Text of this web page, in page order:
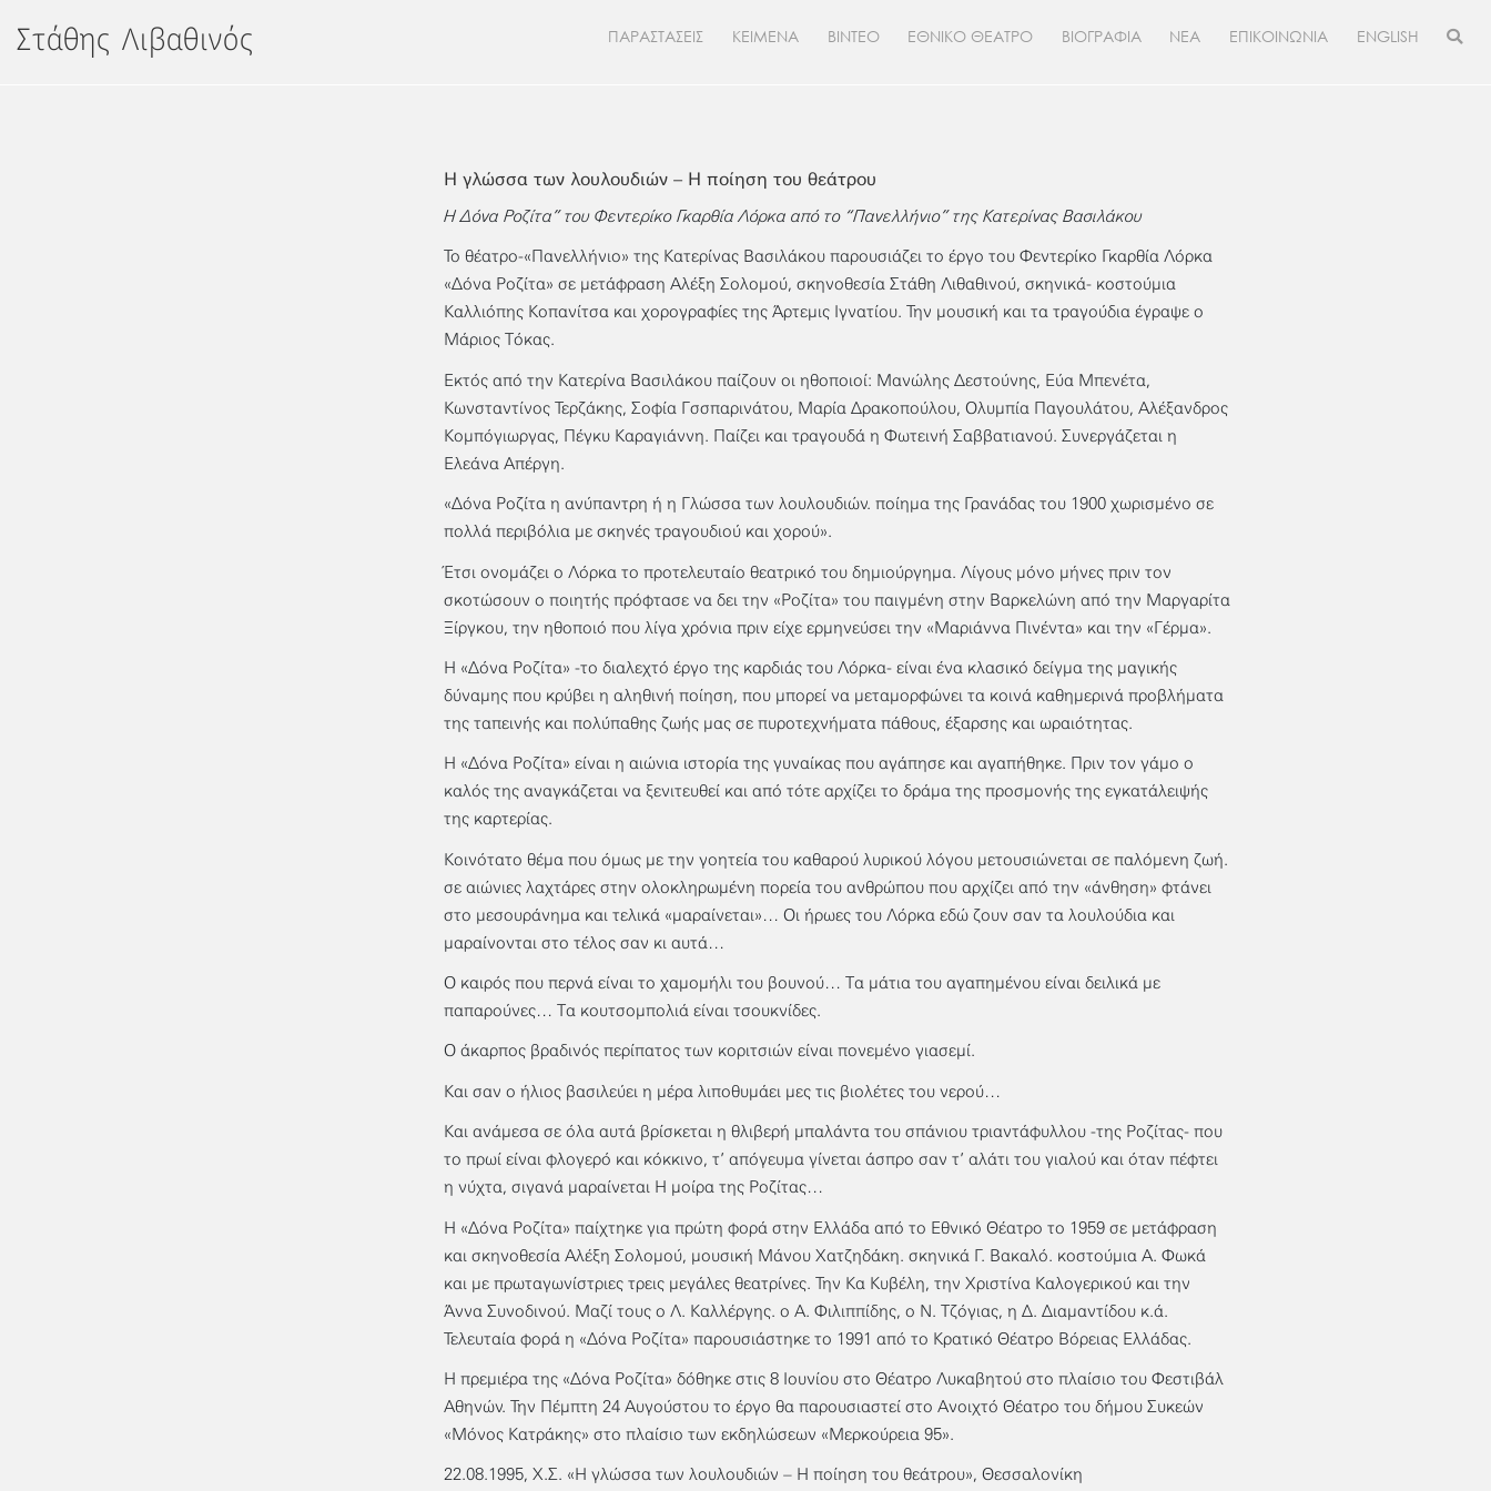
στοΣτάθης Λιβαθινός ΠΑΡΑΣΤΑΣΕΙΣ ΚΕΙΜΕΝΑ ΒΙΝΤΕΟ ΕΘΝΙΚΟ ΘΕΑΤΡΟ ΒΙΟΓΡΑΦΙΑ ΝΕΑ ΕΠΙΚΟΙΝΩΝΙΑ ENGLISH
Η γλώσσα των λουλουδιών – Η ποίηση του θεάτρου
Η Δόνα Ροζίτα” τουΦεντερίκο ΓκαρθίαΛόρκα από το “Πανελλήνιο” τηςΚατερίνας Βασιλάκου
Το θέατρο-«Πανελλήνιο» της Κατερίνας Βασιλάκου παρουσιάζει το έργο του Φεντερίκο Γκαρθία Λόρκα
«Δόνα Ροζίτα» σε μετάφραση Αλέξη Σολομού, σκηνοθεσία Στάθη Λιθαθινού, σκηνικά- κοστούμια
Καλλιόπης Κοπανίτσα και χορογραφίες της Άρτεμις Ιγνατίου. Την μουσική και τα τραγούδια έγραψε ο
Μάριος Τόκας.
Εκτός από την Κατερίνα Βασιλάκου παίζουν οι ηθοποιοί: Μανώλης Δεστούνης, Εύα Μπενέτα,
Κωνσταντίνος Τερζάκης, Σοφία Γσσπαρινάτου, Μαρία Δρακοπούλου, Ολυμπία Παγουλάτου, Αλέξανδρος
Κομπόγιωργας, Πέγκυ Καραγιάννη. Παίζει και τραγουδά η Φωτεινή Σαββατιανού. Συνεργάζεται η
Ελεάνα Απέργη.
«Δόνα Ροζίτα η ανύπαντρη ή η Γλώσσα των λουλουδιών. ποίημα της Γρανάδας του 1900 χωρισμένο σε
πολλά περιβόλια με σκηνές τραγουδιού και χορού».
Έτσι ονομάζει ο Λόρκα το προτελευταίο θεατρικό του δημιούργημα. Λίγους μόνο μήνες πριν τον
σκοτώσουν ο ποιητής πρόφτασε να δει την «Ροζίτα» του παιγμένη στην Βαρκελώνη από την Μαργαρίτα
Ξίργκου, την ηθοποιό που λίγα χρόνια πριν είχε ερμηνεύσει την «Μαριάννα Πινέντα» και την «Γέρμα».
Η «Δόνα Ροζίτα» -το διαλεχτό έργο της καρδιάς του Λόρκα- είναι ένα κλασικό δείγμα της μαγικής
δύναμης που κρύβει η αληθινή ποίηση, που μπορεί να μεταμορφώνει τα κοινά καθημερινά προβλήματα
της ταπεινής και πολύπαθης ζωής μας σε πυροτεχνήματα πάθους, έξαρσης και ωραιότητας.
Η «Δόνα Ροζίτα» είναι η αιώνια ιστορία της γυναίκας που αγάπησε και αγαπήθηκε. Πριν τον γάμο ο
καλός της αναγκάζεται να ξενιτευθεί και από τότε αρχίζει το δράμα της προσμονής της εγκατάλειψής
της καρτερίας.
Κοινότατο θέμα που όμως με την γοητεία του καθαρού λυρικού λόγου μετουσιώνεται σε παλόμενη ζωή.
σε αιώνιες λαχτάρες στην ολοκληρωμένη πορεία του ανθρώπου που αρχίζει από την «άνθηση» φτάνει
στο μεσουράνημα και τελικά «μαραίνεται»… Οι ήρωες του Λόρκα εδώ ζουν σαν τα λουλούδια και
μαραίνονται στο τέλος σαν κι αυτά…
Ο καιρός που περνά είναι το χαμομήλι του βουνού… Τα μάτια του αγαπημένου είναι δειλικά με
παπαρούνες… Τα κουτσομπολιά είναι τσουκνίδες.
Ο άκαρπος βραδινός περίπατος των κοριτσιών είναι πονεμένο γιασεμί.
Και σαν ο ήλιος βασιλεύει η μέρα λιποθυμάει μες τις βιολέτες του νερού…
Και ανάμεσα σε όλα αυτά βρίσκεται η θλιβερή μπαλάντα του σπάνιου τριαντάφυλλου -της Ροζίτας- που
το πρωί είναι φλογερό και κόκκινο, τ’ απόγευμα γίνεται άσπρο σαν τ’ αλάτι του γιαλού και όταν πέφτει
η νύχτα, σιγανά μαραίνεται Η μοίρα της Ροζίτας…
Η «Δόνα Ροζίτα» παίχτηκε για πρώτη φορά στην Ελλάδα από το Εθνικό Θέατρο το 1959 σε μετάφραση
και σκηνοθεσία Αλέξη Σολομού, μουσική Μάνου Χατζηδάκη. σκηνικά Γ. Βακαλό. κοστούμια Α. Φωκά
και με πρωταγωνίστριες τρεις μεγάλες θεατρίνες. Την Κα Κυβέλη, την Χριστίνα Καλογερικού και την
Άννα Συνοδινού. Μαζί τους ο Λ. Καλλέργης. ο Α. Φιλιππίδης, ο Ν. Τζόγιας, η Δ. Διαμαντίδου κ.ά.
Τελευταία φορά η «Δόνα Ροζίτα» παρουσιάστηκε το 1991 από το Κρατικό Θέατρο Βόρειας Ελλάδας.
Η πρεμιέρα της «Δόνα Ροζίτα» δόθηκε στις 8 Ιουνίου στο Θέατρο Λυκαβητού στο πλαίσιο του Φεστιβάλ
Αθηνών. Την Πέμπτη 24 Αυγούστου το έργο θα παρουσιαστεί στο Ανοιχτό Θέατρο του δήμου Συκεών
«Μόνος Κατράκης» στο πλαίσιο των εκδηλώσεων «Μερκούρεια 95».
22.08.1995, Χ.Σ. «Η γλώσσα των λουλουδιών – Η ποίηση του θεάτρου», Θεσσαλονίκη